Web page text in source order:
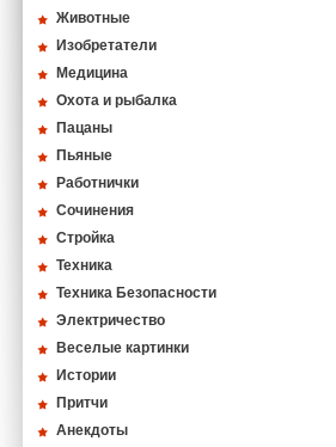
Животные
Изобретатели
Медицина
Охота и рыбалка
Пацаны
Пьяные
Работнички
Сочинения
Стройка
Техника
Техника Безопасности
Электричество
Веселые картинки
Истории
Притчи
Анекдоты